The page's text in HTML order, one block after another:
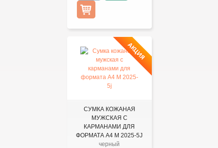
АКЦИЯ
СУМКА КОЖАНАЯ
МУЖСКАЯ С
КАРМАНАМИ ДЛЯ
ФОРМАТА А4 M 2025-5J
черный